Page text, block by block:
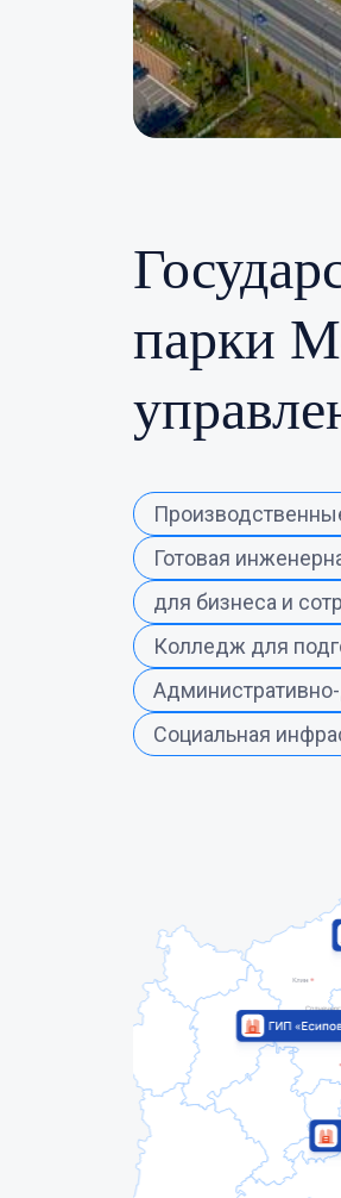
парки
Готовая
для бизнеса и
Колледж для
Социальная